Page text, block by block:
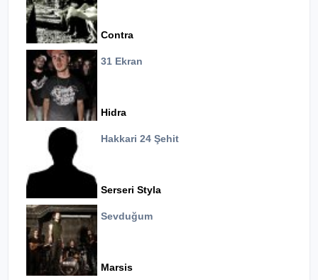
Contra
31 Ekran
Hidra
Hakkari 24 Şehit
Serseri Styla
Sevduğum
Marsis